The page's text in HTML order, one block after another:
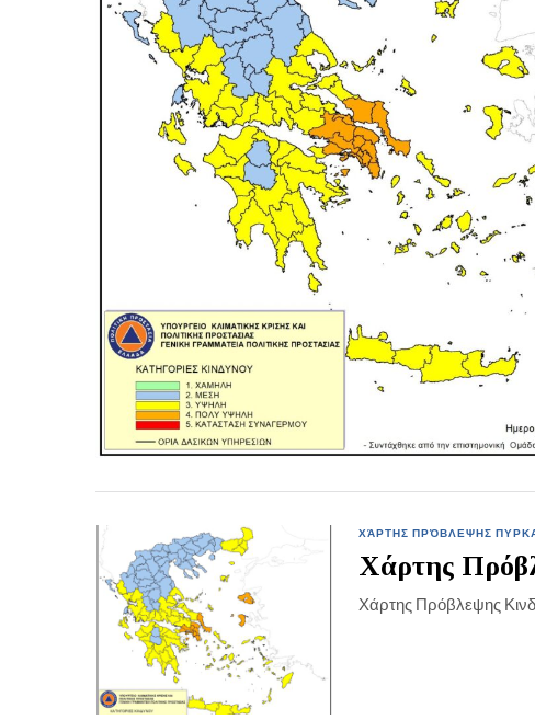
ΧΆΡΤΗΣ ΠΡΌΒΛΕΨΗΣ
Χάρτης
Χάρτης Πρόβλεψης